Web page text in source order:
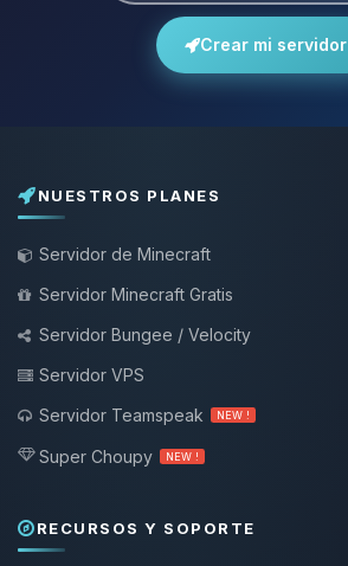
Crear mi servidor
NUESTROS PLANES
Servidor de Minecraft
Servidor Minecraft Gratis
Servidor Bungee / Velocity
Servidor VPS
Servidor Teamspeak
NEW !
Super Choupy NEW !
RECURSOS Y SOPORTE